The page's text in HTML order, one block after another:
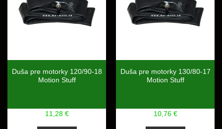
Duša pre motorky 120/90-18
Motion Stuff
11,28 €
Duša pre motorky 130/80-17
Motion Stuff
10,76 €